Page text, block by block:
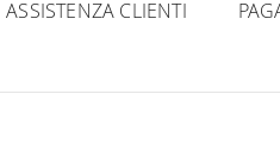
ASSISTENZA CLIENTI